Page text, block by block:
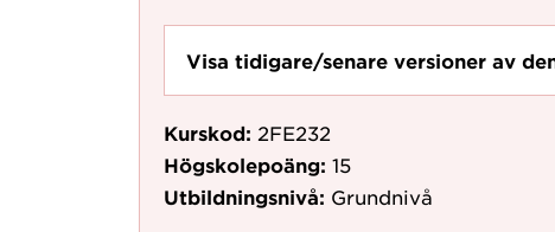
Visa tidigare/senare versioner av
Kurskod: 2FE232
Högskolepoäng: 15
Utbildningsnivå: Grundnivå